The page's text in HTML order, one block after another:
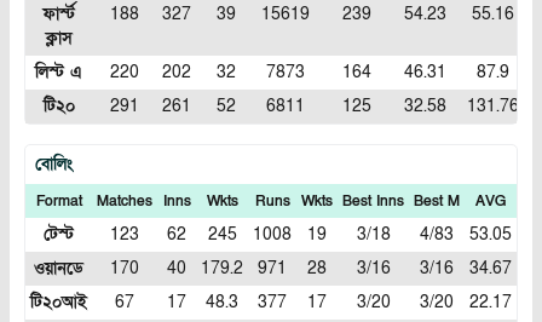
ফার্স্ট
ক্লাস
188 327 39 15619 239 54.23 55.16
লিস্ট এ 220 202 32 7873 164 46.31
87.9
টি২০
291 261 52 6811 125 32.58 131.76
বোলিং
Format Matches Inns Wkts Runs Wkts Best Inns Best M AVG
টেস্ট 123 62 245 1008 19 3/18 4/83 53.05
ওয়ানডে
170 40 179.2 971 28 3/16 3/16 34.67
টি২০আই
67 17 48.3 377 17 3/20 3/20 22.17